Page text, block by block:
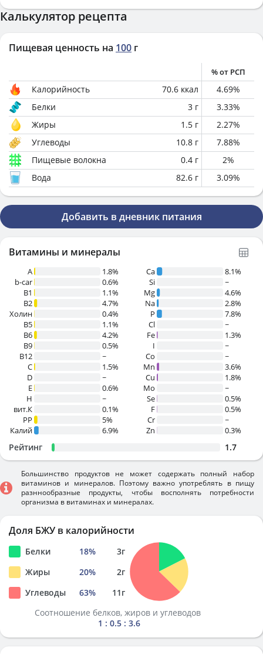
Калькулятор рецепта
Пищевая ценность на 100 г
% от РСП
Калорийность 70.6 ккал 4.69%
Белки
3 г 3.33%
Жиры
1.5 г 2.27%
Углеводы
10.8 г 7.88%
Пищевые волокна
0.4 г 2%
Вода
82.6 г 3.09%
Добавить в дневник питания
Витамины и минералы
A
1.8%
b-car
0.6%
В1
1.1%
B2
4.7%
Холин
0.4%
B5
1.1%
B6
4.2%
B9
0.5%
B12
~
C
1.5%
D
~
E
0.6%
H
~
вит.К
0.1%
PP
5%
Калий
6.9%
Ca
8.1%
Si
~
Mg
4.6%
Na
2.8%
P
7.8%
Cl
~
Fe
1.3%
I
~
Co
~
Mn
3.6%
Cu
1.8%
Mo
~
Se
0.5%
F
0.5%
Cr
~
Zn
0.3%
Рейтинг 1.7
Большинство продуктов не может содержать полный набор
витаминов и минералов. Поэтому важно употреблять в пищу
разннообразные продукты, чтобы восполнять потребности
организма в витаминах и минералах.
Доля БЖУ в калорийности
Белки 18% 3г
Жиры
20% 2г
Углеводы
63% 11г
Соотношение белков, жиров и углеводов
1 : 0.5 : 3.6